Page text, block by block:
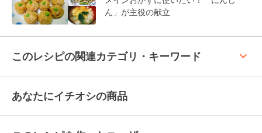
ん」が主役の献立
このレシピの関連カテゴリ・キーワード keyboard_arrow_up
あなたにイチオシの商品